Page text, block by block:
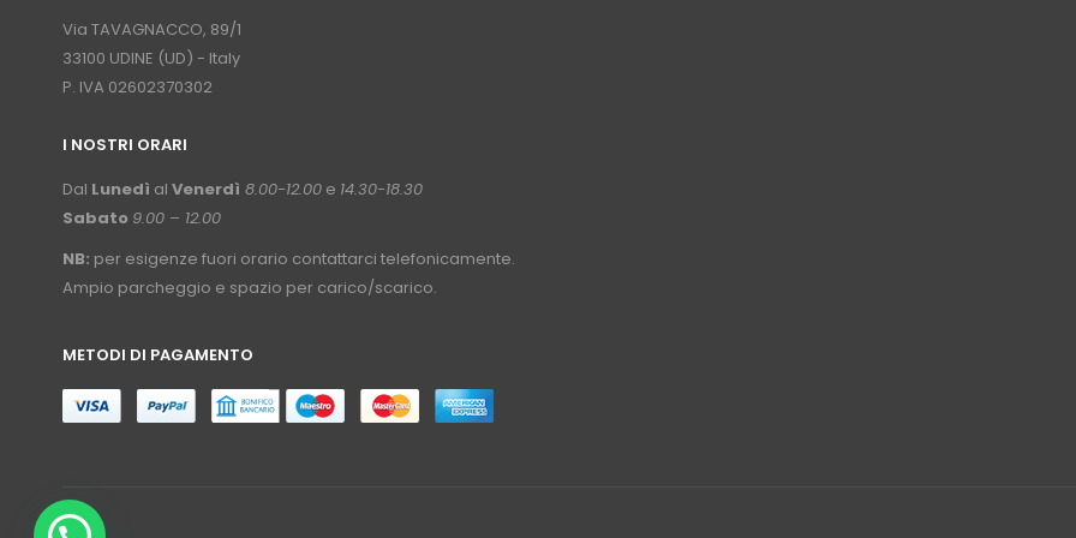
Via TAVAGNACCO, 89/1
33100 UDINE (UD) - Italy
P. IVA 02602370302
I NOSTRI ORARI
Dal Lunedì al Venerdì 8.00-12.00 e 14.30-18.30
Sabato 9.00 – 12.00
NB: per esigenze fuori orario contattarci telefonicamente.
Ampio parcheggio e spazio per carico/scarico.
METODI DI PAGAMENTO